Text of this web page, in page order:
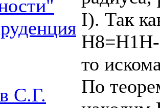
С.Г.
I). Так
то
По